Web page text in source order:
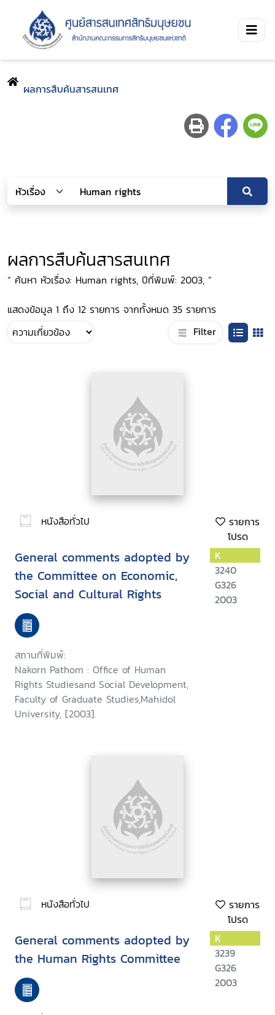
ผลการสืบค้นสารสนเทศ
ผลการสืบค้นสารสนเทศ
“ ค้นหา หัวเรื่อง: Human rights, ปีที่พิมพ์: 2003, ”
แสดงข้อมูล 1 ถึง 12 รายการ จากทั้งหมด 35 รายการ
Filter
หนังสือทั่วไป
รายการ
โปรด
General comments adopted by
the Committee on Economic,
Social and Cultural Rights
สถานที่พิมพ์:
Nakorn Pathom : Office of Human
Rights Studiesand Social Development,
Faculty of Graduate Studies,Mahidol
University, [2003].
K
3240
G326
2003
หนังสือทั่วไป
รายการ
โปรด
General comments adopted by
the Human Rights Committee
K
3239
G326
2003